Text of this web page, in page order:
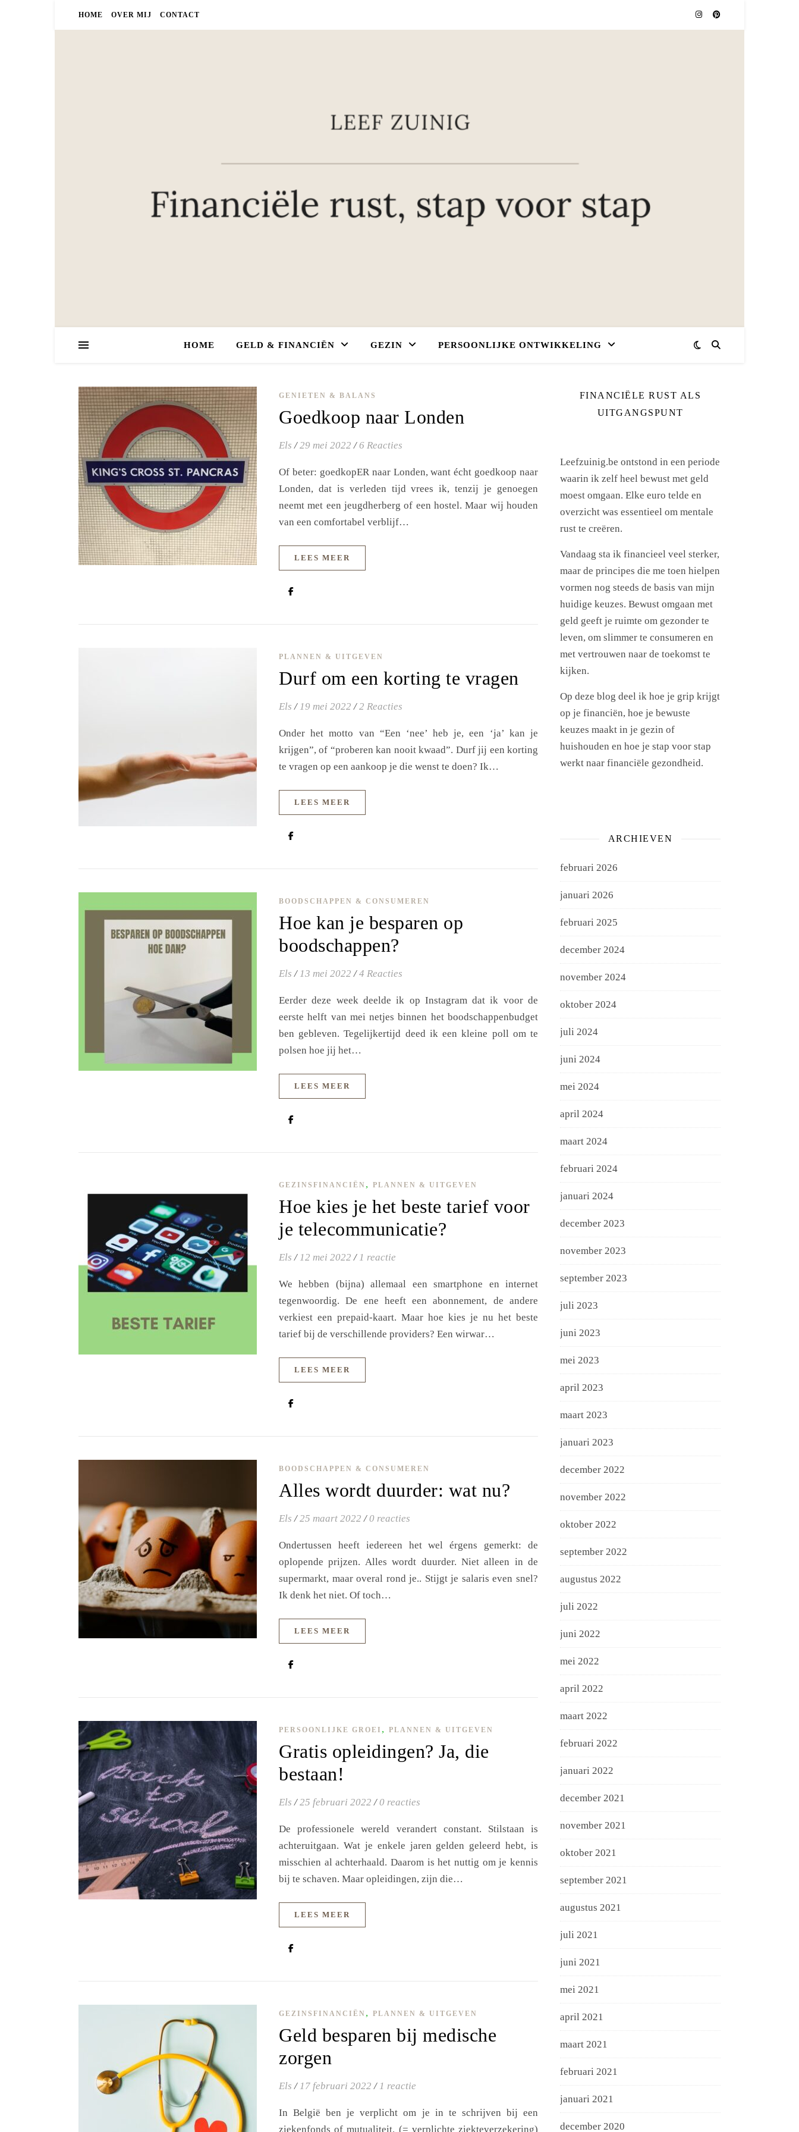
HOME OVER MIJ CONTACT
HOME GELD & FINANCIËN GEZIN PERSOONLIJKE ONTWIKKELING
GENIETEN & BALANS
Goedkoop naar Londen
Els / 29 mei 2022 / 6 Reacties
Of beter: goedkopER naar Londen, want écht goedkoop naar
Londen, dat is verleden tijd vrees ik, tenzij je genoegen
neemt met een jeugdherberg of een hostel. Maar wij houden
van een comfortabel verblijf…
LEES MEER
PLANNEN & UITGEVEN
Durf om een korting te vragen
Els / 19 mei 2022 / 2 Reacties
Onder het motto van “Een ‘nee’ heb je, een ‘ja’ kan je
krijgen”, of “proberen kan nooit kwaad”. Durf jij een korting
te vragen op een aankoop je die wenst te doen? Ik…
LEES MEER
BOODSCHAPPEN & CONSUMEREN
Hoe kan je besparen op
boodschappen?
Els / 13 mei 2022 / 4 Reacties
Eerder deze week deelde ik op Instagram dat ik voor de
eerste helft van mei netjes binnen het boodschappenbudget
ben gebleven. Tegelijkertijd deed ik een kleine poll om te
polsen hoe jij het…
LEES MEER
GEZINSFINANCIËN , PLANNEN & UITGEVEN
Hoe kies je het beste tarief voor
je telecommunicatie?
Els / 12 mei 2022 / 1 reactie
We hebben (bijna) allemaal een smartphone en internet
tegenwoordig. De ene heeft een abonnement, de andere
verkiest een prepaid-kaart. Maar hoe kies je nu het beste
tarief bij de verschillende providers? Een wirwar…
LEES MEER
BOODSCHAPPEN & CONSUMEREN
Alles wordt duurder: wat nu?
Els / 25 maart 2022 / 0 reacties
Ondertussen heeft iedereen het wel érgens gemerkt: de
oplopende prijzen. Alles wordt duurder. Niet alleen in de
supermarkt, maar overal rond je.. Stijgt je salaris even snel?
Ik denk het niet. Of toch…
LEES MEER
PERSOONLIJKE GROEI , PLANNEN & UITGEVEN
Gratis opleidingen? Ja, die
bestaan!
Els / 25 februari 2022 / 0 reacties
De professionele wereld verandert constant. Stilstaan is
achteruitgaan. Wat je enkele jaren gelden geleerd hebt, is
misschien al achterhaald. Daarom is het nuttig om je kennis
bij te schaven. Maar opleidingen, zijn die…
LEES MEER
GEZINSFINANCIËN , PLANNEN & UITGEVEN
Geld besparen bij medische
zorgen
Els / 17 februari 2022 / 1 reactie
In België ben je verplicht om je in te schrijven bij een
ziekenfonds of mutualiteit. (= verplichte ziekteverzekering)
FINANCIËLE RUST ALS
UITGANGSPUNT
Leefzuinig.be ontstond in een periode
waarin ik zelf heel bewust met geld
moest omgaan. Elke euro telde en
overzicht was essentieel om mentale
rust te creëren.
Vandaag sta ik financieel veel sterker,
maar de principes die me toen hielpen
vormen nog steeds de basis van mijn
huidige keuzes. Bewust omgaan met
geld geeft je ruimte om gezonder te
leven, om slimmer te consumeren en
met vertrouwen naar de toekomst te
kijken.
Op deze blog deel ik hoe je grip krijgt
op je financiën, hoe je bewuste
keuzes maakt in je gezin of
huishouden en hoe je stap voor stap
werkt naar financiële gezondheid.
ARCHIEVEN
februari 2026
januari 2026
februari 2025
december 2024
november 2024
oktober 2024
juli 2024
juni 2024
mei 2024
april 2024
maart 2024
februari 2024
januari 2024
december 2023
november 2023
september 2023
juli 2023
juni 2023
mei 2023
april 2023
maart 2023
januari 2023
december 2022
november 2022
oktober 2022
september 2022
augustus 2022
juli 2022
juni 2022
mei 2022
april 2022
maart 2022
februari 2022
januari 2022
december 2021
november 2021
oktober 2021
september 2021
augustus 2021
juli 2021
juni 2021
mei 2021
april 2021
maart 2021
februari 2021
januari 2021
december 2020